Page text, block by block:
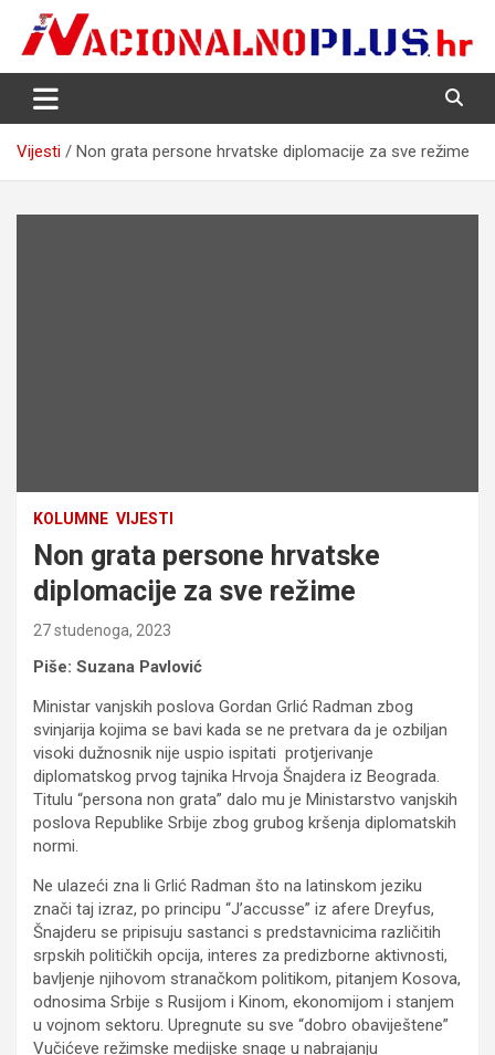
content
NacionalnoPlus.hr
Nacija želi znati više
Vijesti Non grata persone hrvatske diplomacije za sve režime
KOLUMNE VIJESTI
Non grata persone hrvatske
diplomacije za sve režime
27 studenoga, 2023
Piše: Suzana Pavlović
Ministar vanjskih poslova Gordan Grlić Radman zbog
svinjarija kojima se bavi kada se ne pretvara da je ozbiljan
visoki dužnosnik nije uspio ispitati protjerivanje
diplomatskog prvog tajnika Hrvoja Šnajdera iz Beograda.
Titulu “persona non grata” dalo mu je Ministarstvo vanjskih
poslova Republike Srbije zbog grubog kršenja diplomatskih
normi.
Ne ulazeći zna li Grlić Radman što na latinskom jeziku
znači taj izraz, po principu “J’accusse” iz afere Dreyfus,
Šnajderu se pripisuju sastanci s predstavnicima različitih
srpskih političkih opcija, interes za predizborne aktivnosti,
bavljenje njihovom stranačkom politikom, pitanjem Kosova,
odnosima Srbije s Rusijom i Kinom, ekonomijom i stanjem
u vojnom sektoru. Upregnute su sve “dobro obaviještene”
Vučićeve režimske medijske snage u nabrajanju